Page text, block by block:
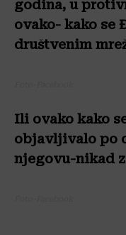
godina, u
ovako- kako se
društvenim
Ili ovako kako
objavljivalo po
njegovu-nikad